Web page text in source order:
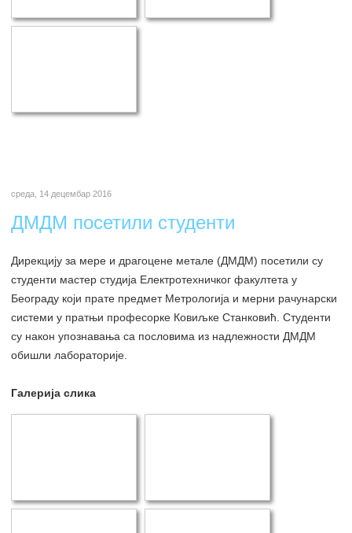
среда, 14 децембар 2016
ДМДМ посетили студенти
Дирекцију за мере и драгоцене метале (ДМДМ) посетили су
студенти мастер студија Електротехничког факултета у
Београду који прате предмет Метрологија и мерни рачунарски
системи у пратњи професорке Ковиљке Станковић. Студенти
су након упознавања са пословима из надлежности ДМДМ
обишли лабораторије.
Галерија слика